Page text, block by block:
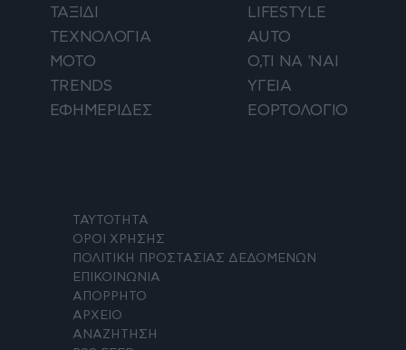
ΤΑΞΙΔΙ
LIFESTYLE
ΤΕΧΝΟΛΟΓΙΑ
AUTO
ΜΟΤΟ
Ο,ΤΙ ΝΑ 'ΝΑΙ
TRENDS
ΥΓΕΙΑ
ΕΦΗΜΕΡΙΔΕΣ
ΕΟΡΤΟΛΟΓΙΟ
ΤΑΥΤΟΤΗΤΑ
ΟΡΟΙ ΧΡΗΣΗΣ
ΠΟΛΙΤΙΚΗ ΠΡΟΣΤΑΣΙΑΣ ΔΕΔΟΜΕΝΩΝ
ΕΠΙΚΟΙΝΩΝΙΑ
ΑΠΟΡΡΗΤΟ
ΑΡΧΕΙΟ
ΑΝΑΖΗΤΗΣΗ